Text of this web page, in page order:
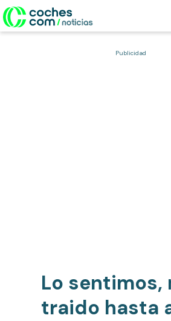
Publicidad
Lo sentimos,
traido hasta